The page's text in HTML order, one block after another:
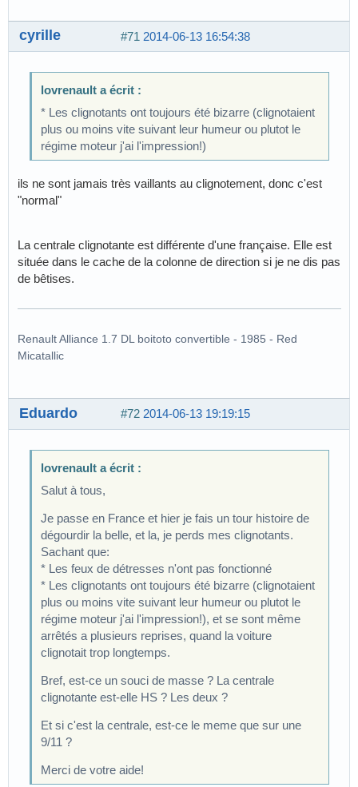
#71 2014-06-13 16:54:38
cyrille
lovrenault a écrit :
* Les clignotants ont toujours été bizarre (clignotaient
plus ou moins vite suivant leur humeur ou plutot le
régime moteur j'ai l'impression!)
ils ne sont jamais très vaillants au clignotement, donc c'est
"normal"
La centrale clignotante est différente d'une française. Elle est
située dans le cache de la colonne de direction si je ne dis pas
de bêtises.
Renault Alliance 1.7 DL boitoto convertible - 1985 - Red
Micatallic
#72 2014-06-13 19:19:15
Eduardo
lovrenault a écrit :
Salut à tous,
Je passe en France et hier je fais un tour histoire de
dégourdir la belle, et la, je perds mes clignotants.
Sachant que:
* Les feux de détresses n'ont pas fonctionné
* Les clignotants ont toujours été bizarre (clignotaient
plus ou moins vite suivant leur humeur ou plutot le
régime moteur j'ai l'impression!), et se sont même
arrêtés a plusieurs reprises, quand la voiture
clignotait trop longtemps.
Bref, est-ce un souci de masse ? La centrale
clignotante est-elle HS ? Les deux ?
Et si c'est la centrale, est-ce le meme que sur une
9/11 ?
Merci de votre aide!